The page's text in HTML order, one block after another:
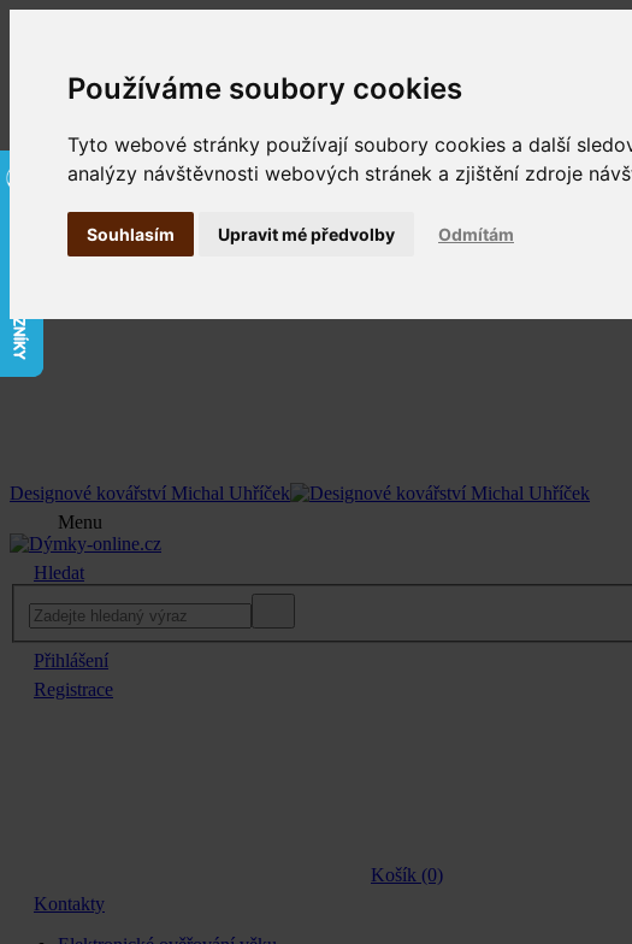
Používáme soubory cookies
Tyto webové stránky používají soubory cookies a další
analýzy návštěvnosti webových stránek a zjištění zdroje
Souhlasím Odmítám
Upravit mé předvolby
Designové kovářství Michal Uhříček
Menu
Hledat
Přihlášení
Registrace
Košík (0)
Kontakty